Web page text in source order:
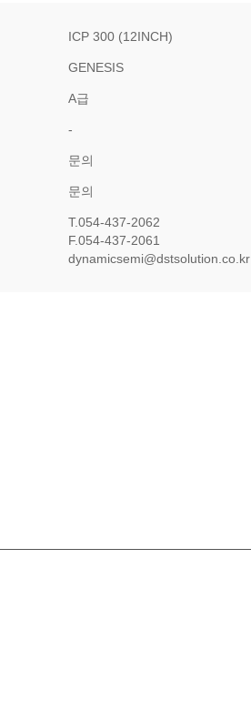
ICP 300 (12INCH)
GENESIS
A급
-
문의
문의
T.054-437-2062
F.054-437-2061
​dynamicsemi@dstsolution.co.kr